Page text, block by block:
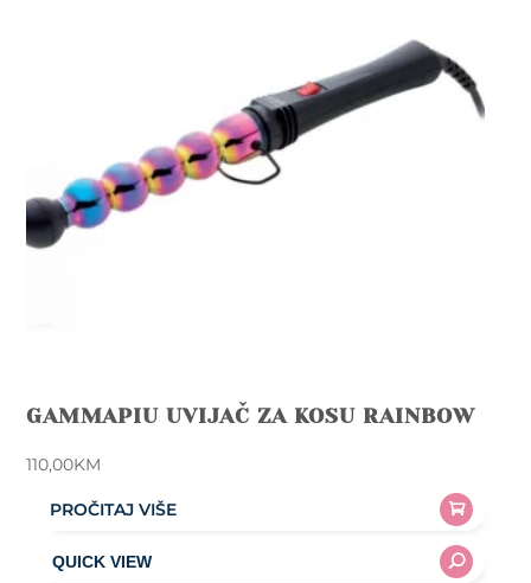
GAMMAPIU UVIJAČ ZA KOSU RAINBOW
110,00KM
PROČITAJ VIŠE